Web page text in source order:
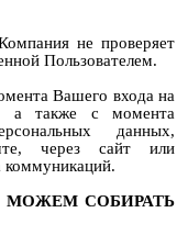
не проверяет
Пользователем.
Вашего входа на
а также с момента
данных,
через сайт или
коммуникаций.
СОБИРАТЬ